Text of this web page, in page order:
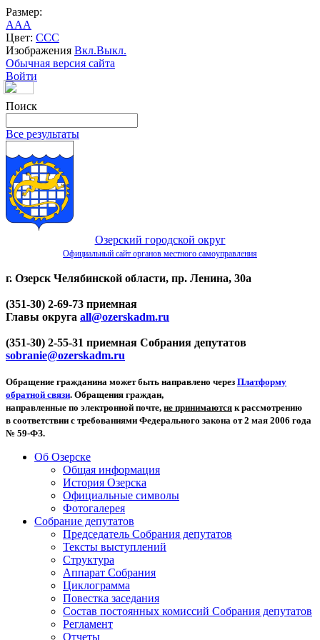
Размер:
AAA
Цвет: CCC
Изображения Вкл.Выкл.
Обычная версия сайта
Войти
Поиск
Все результаты
Озерский городской округ
Официальный сайт органов местного самоуправления
г. Озерск Челябинской области, пр. Ленина, 30а
(351-30) 2-69-73 приемная
Главы округа all@ozerskadm.ru
(351-30) 2-55-31 приемная Собрания депутатов
sobranie@ozerskadm.ru
Обращение гражданина может быть направлено через Платформу
обратной связи. Обращения граждан,
направленные по электронной почте, не принимаются к рассмотрению
в соответствии с требованиями Федерального закона от 2 мая 2006 года
№ 59-ФЗ.
Об Озерске
Общая информация
История Озерска
Официальные символы
Фотогалерея
Собрание депутатов
Председатель Собрания депутатов
Тексты выступлений
Структура
Аппарат Собрания
Циклограмма
Повестка заседания
Состав постоянных комиссий Собрания депутатов
Регламент
Отчеты